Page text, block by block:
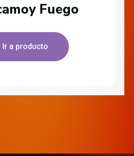
Fuego
Ir a producto